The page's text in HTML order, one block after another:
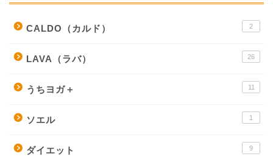
CALDO（カルド） 2
LAVA（ラバ） 26
うちヨガ＋ 11
ソエル 1
ダイエット 9